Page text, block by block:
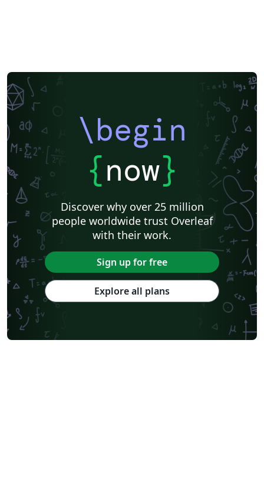
\begin
{now}
Discover why over 25 million
people worldwide trust Overleaf
with their work.
Sign up for free
Explore all plans